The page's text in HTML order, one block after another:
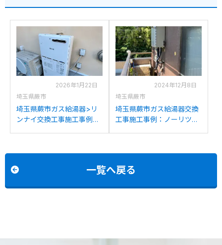
2026年1月22日
埼玉県蕨市
埼玉県蕨市ガス給湯器>リ
ンナイ交換工事施工事例：
2024年12月8日
埼玉県蕨市
埼玉県蕨市ガス給湯器交換
工事施工事例：ノーリツ
一覧へ戻る